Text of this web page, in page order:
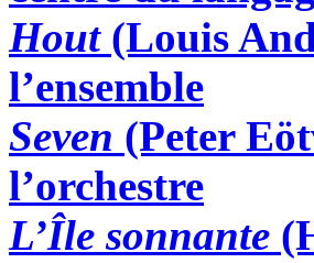
Hout(Louis
l’ensemble
Seven (Peter
l’orchestre
L’Île sonnante